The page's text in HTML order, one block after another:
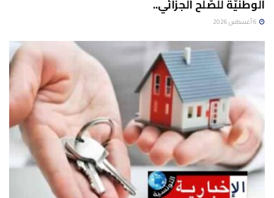
الوطنيّة للصّلح الجزائي..